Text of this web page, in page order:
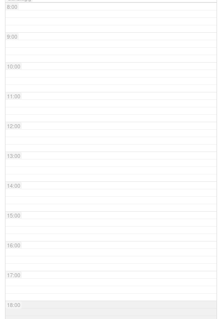
8:00
9:00
10:00
11:00
12:00
13:00
14:00
15:00
16:00
17:00
18:00